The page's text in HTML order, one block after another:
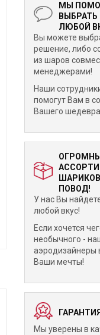
МЫ
ЛЮБОЙ
Вы можете
решение, либо
из шаров
менеджерами!
Наши
помогут Вам в
Вашего
ПОВОД!
У нас Вы
любой вкус!
Если хочется
необычного -
аэродизайнеры
Ваши мечты!
Мы уверены в